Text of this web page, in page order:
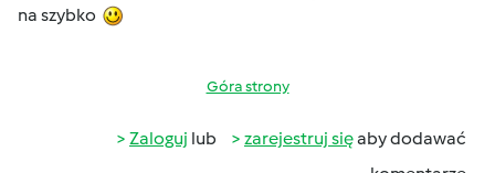
na szybko
Góra strony
Zaloguj lub zarejestruj sięaby dodawać